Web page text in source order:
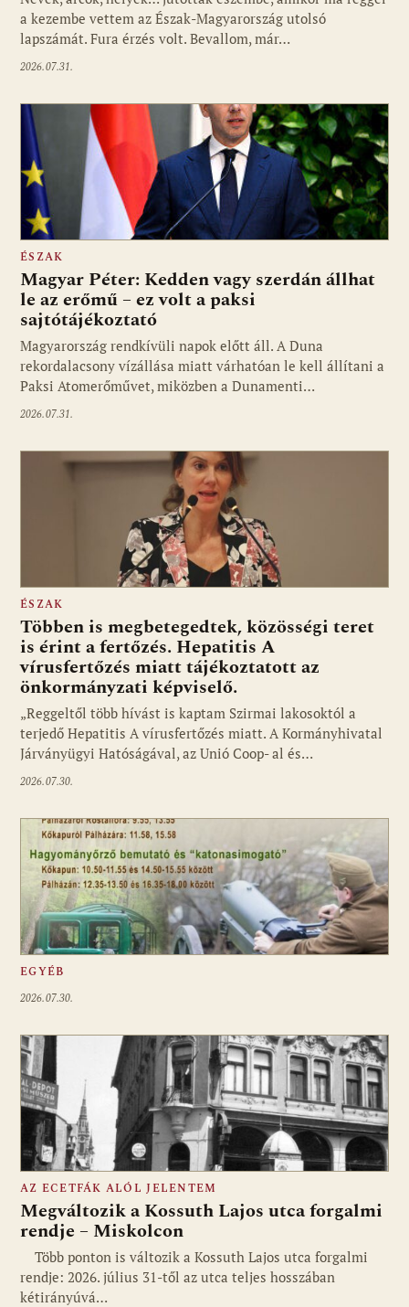
a kezembe vettem az Észak-Magyarország utolsó
lapszámát. Fura érzés volt. Bevallom, már…
2026.07.31.
ÉSZAK
Magyar Péter: Kedden vagy szerdán állhat
le az erőmű – ez volt a paksi
sajtótájékoztató
Magyarország rendkívüli napok előtt áll. A Duna
rekordalacsony vízállása miatt várhatóan le kell állítani a
Paksi Atomerőművet, miközben a Dunamenti…
2026.07.31.
ÉSZAK
Többen is megbetegedtek, közösségi teret
is érint a fertőzés. Hepatitis A
vírusfertőzés miatt tájékoztatott az
önkormányzati képviselő.
„Reggeltől több hívást is kaptam Szirmai lakosoktól a
terjedő Hepatitis A vírusfertőzés miatt. A Kormányhivatal
Járványügyi Hatóságával, az Unió Coop- al és…
2026.07.30.
EGYÉB
2026.07.30.
AZ ECETFÁK ALÓL JELENTEM
Megváltozik a Kossuth Lajos utca forgalmi
rendje – Miskolcon
Több ponton is változik a Kossuth Lajos utca forgalmi
rendje: 2026. július 31-től az utca teljes hosszában
kétirányúvá…